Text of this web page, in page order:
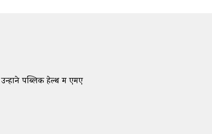
पब्लिक हेल्थ में एमए